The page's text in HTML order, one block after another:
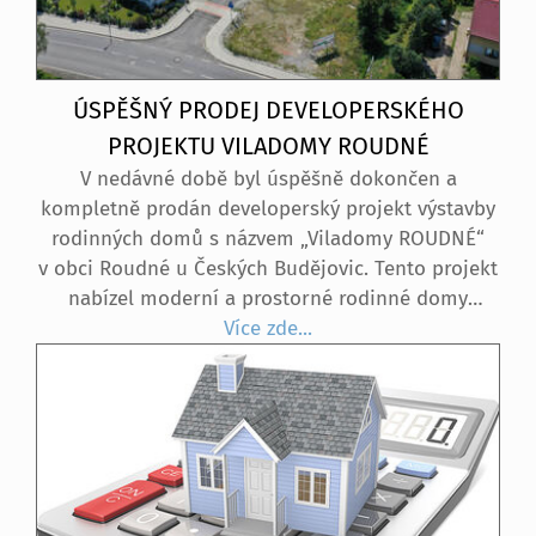
ÚSPĚŠNÝ PRODEJ DEVELOPERSKÉHO
PROJEKTU VILADOMY ROUDNÉ
V nedávné době byl úspěšně dokončen a
kompletně prodán developerský projekt výstavby
rodinných domů s názvem „Viladomy ROUDNÉ“
v obci Roudné u Českých Budějovic. Tento projekt
nabízel moderní a prostorné rodinné domy
o dispozici 5+kk s obytnou plochou 143 m². Každý
dům byl vybaven oplocenou zahradou,
prostornou garáží a venkovním parkovacím
stáním, což zajišťovalo dostatek místa nejen pro
rodinné vozidlo, ale i pro návštěvy.
Více zde...